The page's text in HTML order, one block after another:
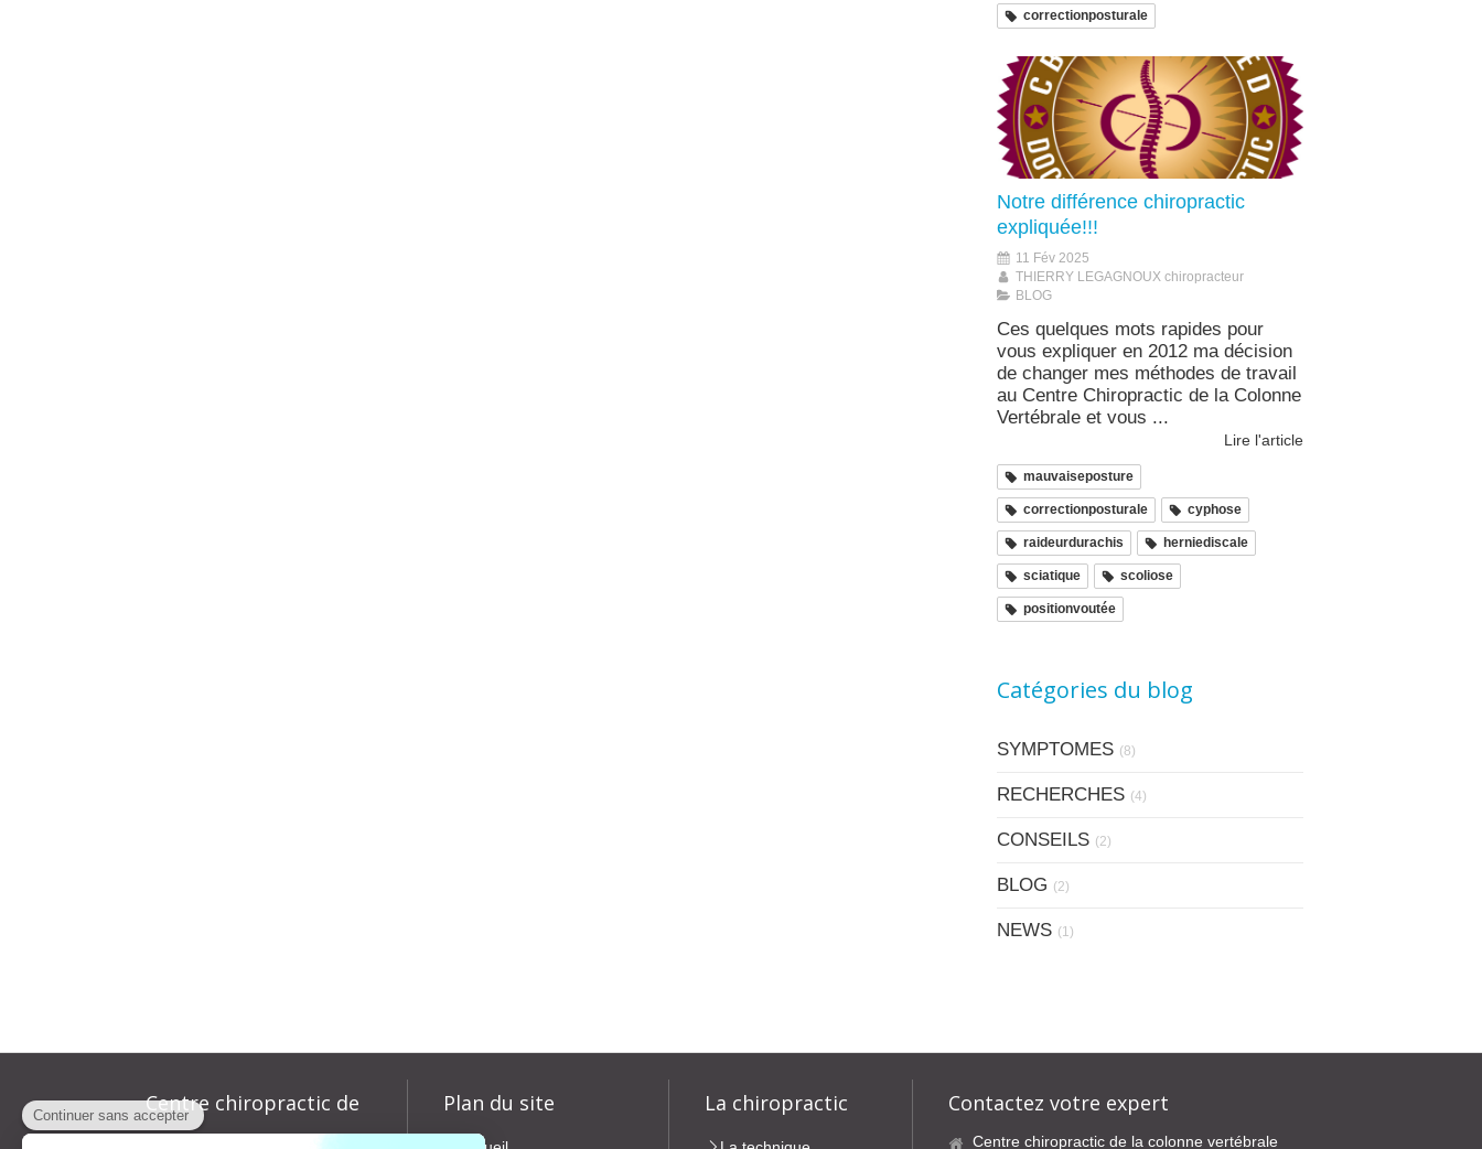
correctionposturale
Notre différence chiropractic
expliquée!!!
11 Fév 2025
THIERRY LEGAGNOUX chiropracteur
BLOG
Ces quelques mots rapides pour
vous expliquer en 2012 ma décision
de changer mes méthodes de travail
au Centre Chiropractic de la Colonne
Vertébrale et vous ...
Lire l'article
mauvaiseposture
correctionposturale cyphose
raideurdurachis herniediscale
sciatique scoliose
positionvoutée
Catégories du blog
SYMPTOMES (8)
RECHERCHES (4)
CONSEILS (2)
BLOG (2)
NEWS (1)
Centre chiropractic de
Plan du site La chiropractic Contactez votre expert
Centre chiropractic de la colonne vertébrale